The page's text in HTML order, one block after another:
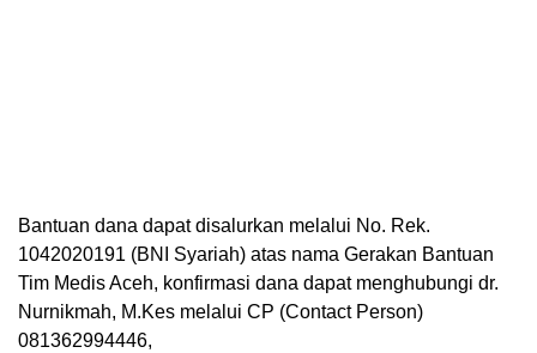
Bantuan dana dapat disalurkan melalui No. Rek.
1042020191 (BNI Syariah) atas nama Gerakan Bantuan
Tim Medis Aceh, konfirmasi dana dapat menghubungi dr.
Nurnikmah, M.Kes melalui CP (Contact Person)
081362994446,